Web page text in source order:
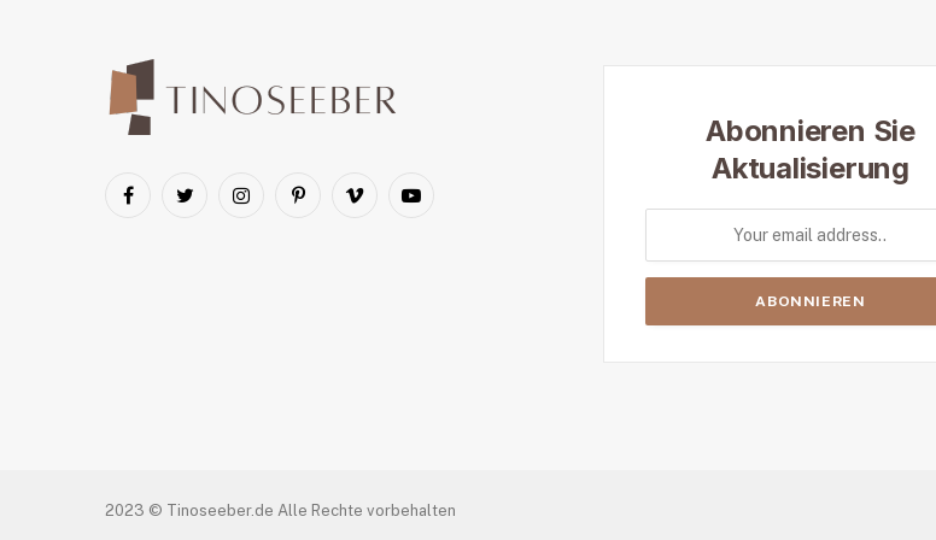
FacebookTwitterInstagramPinterestVimeo YouTube
Abonnieren Sie
Aktualisierung
2023 © Tinoseeber.de Alle Rechte vorbehalten